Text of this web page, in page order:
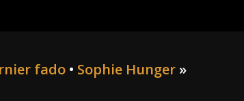
fado• Sophie Hunger»